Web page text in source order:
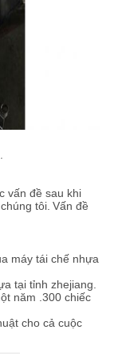
vấn đề sau khi
tôi. Vấn đề
máy tái chế nhựa
tại tỉnh zhejiang.
năm .300 chiếc
cho cả cuộc